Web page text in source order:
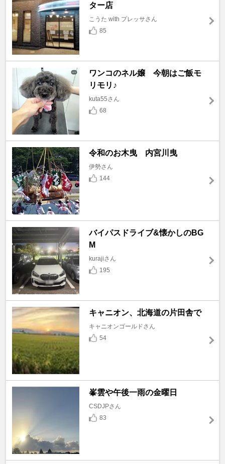
ター店
こうた with プレッサさん
85
ワンコのネル嬢 今朝はご飯モ
リモリ♪
kuta55さん
68
令和のお木曳 内宮川曳
伊勢さん
144
バイパスドライブ&懐かしのBG
M
kurajiさん
195
キャニオン、北海道の片田舎で
キャニオンゴールドさん
54
峯雲や午後一雨の金曜日
CSDJPさん
83